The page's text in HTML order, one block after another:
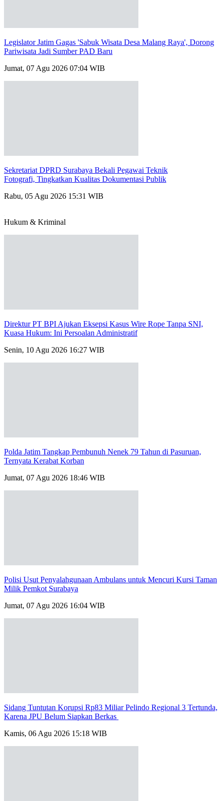
Pariwisata Jadi Sumber PAD Baru
Jumat, 07 Agu 2026 07:04 WIB
Fotografi, Tingkatkan Kualitas Dokumentasi Publik
Rabu, 05 Agu 2026 15:31 WIB
Kuasa Hukum: Ini Persoalan Administratif
Senin, 10 Agu 2026 16:27 WIB
Ternyata Kerabat Korban
Jumat, 07 Agu 2026 18:46 WIB
Milik Pemkot Surabaya
Jumat, 07 Agu 2026 16:04 WIB
Karena JPU Belum Siapkan Berkas
Kamis, 06 Agu 2026 15:18 WIB